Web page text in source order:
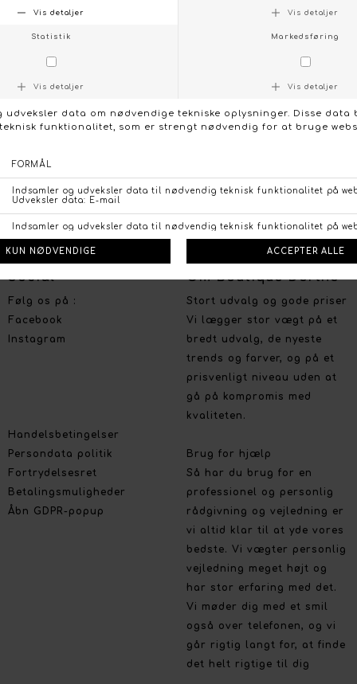
Størrelser på lager:
KONTAKT OS
FØLG OS PÅ: /
Social
Følg os på :
Facebook
Instagram
Handelsbetingelser
Persondata politik
Fortrydelsesret
Betalingsmuligheder
Åbn GDPR-popup
Om Boutique Dorthe
Stort udvalg og gode priser
Vi lægger stor vægt på et
bredt udvalg, de nyeste
trends og farver, og på et
prisvenligt niveau uden at
gå på kompromis med
kvaliteten.
Brug for hjælp
Så har du brug for en
professionel og personlig
rådgivning og vejledning er
vi altid klar til at yde vores
bedste. Vi vægter personlig
vejledning meget højt og
har stor erfaring med det.
Vi møder dig med et smil
også over telefonen, og vi
går rigtig langt for, at finde
det helt rigtige til dig